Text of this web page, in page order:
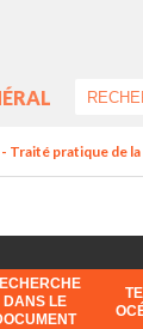
- Traité pratique de
DANS LE